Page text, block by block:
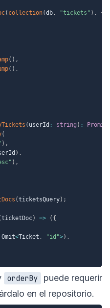
( collection(db, "tickets" ) ,
{
( ) ,
( ) ,
( userId : string ) :
(
) ,
) ,
) ,
(ticketsQuery) ;
ticketDoc) => ( {
Omit<Ticket , "id">) ,
orderBy
puede requerir
en el repositorio.